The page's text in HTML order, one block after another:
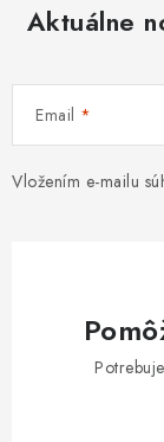
Aktuálne
Email
Vložením e-mailu